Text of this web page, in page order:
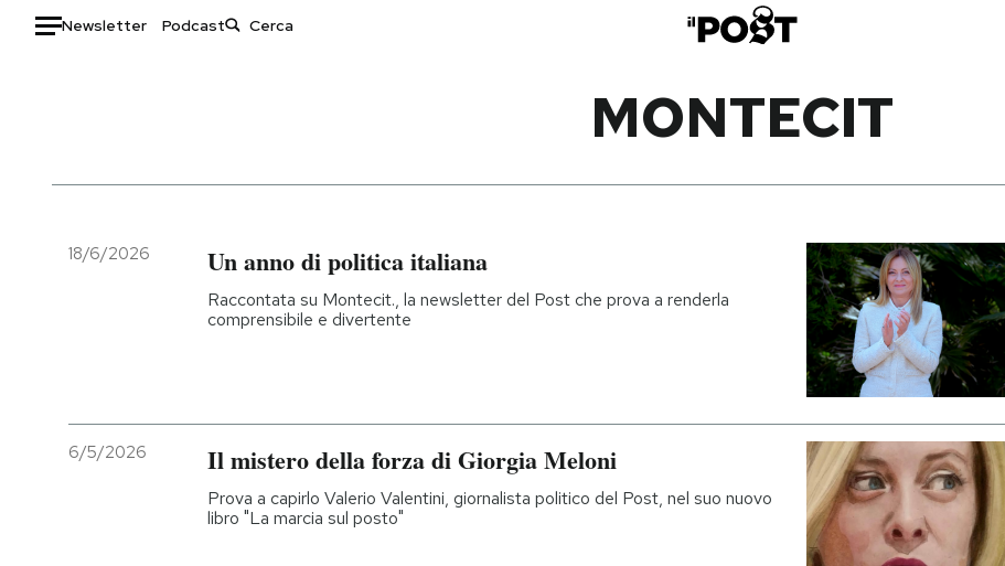
Newsletter Podcast
Italia
Politica
Moda
Storie/Idee
Ok Boomer!
MONTECIT
18/6/2026 Un anno di politica italiana
Raccontata su Montecit., la newsletter del Post che prova a renderla
comprensibile e divertente
6/5/2026 Il mistero della forza di Giorgia Meloni
Prova a capirlo Valerio Valentini, giornalista politico del Post, nel suo nuovo
libro "La marcia sul posto"